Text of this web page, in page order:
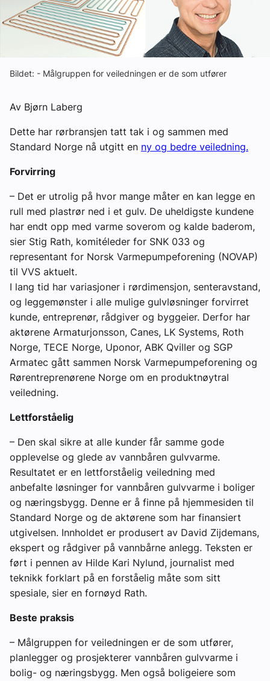
Om VVS Aktuelt
Kontakt oss:
Abonner på fagbladet Byggfakta Nyheter
Kontakt oss
Tips oss
eBlad
Bildet: - Målgruppen for veiledningen er de som utfører
Av Bjørn Laberg
Dette har rørbransjen tatt tak i og sammen med
Standard Norge nå utgitt en ny og bedre veiledning.
Forvirring
– Det er utrolig på hvor mange måter en kan legge en
rull med plastrør ned i et gulv. De uheldigste kundene
har endt opp med varme soverom og kalde baderom,
sier Stig Rath, komitéleder for SNK 033 og
representant for Norsk Varmepumpeforening (NOVAP)
til VVS aktuelt.
I lang tid har variasjoner i rørdimensjon, senteravstand,
og leggemønster i alle mulige gulvløsninger forvirret
kunde, entreprenør, rådgiver og byggeier. Derfor har
aktørene Armaturjonsson, Canes, LK Systems, Roth
Norge, TECE Norge, Uponor, ABK Qviller og SGP
Armatec gått sammen Norsk Varmepumpeforening og
Rørentreprenørene Norge om en produktnøytral
veiledning.
Lettforståelig
– Den skal sikre at alle kunder får samme gode
opplevelse og glede av vannbåren gulvvarme.
Resultatet er en lettforståelig veiledning med
anbefalte løsninger for vannbåren gulvvarme i boliger
og næringsbygg. Denne er å finne på hjemmesiden til
Standard Norge og de aktørene som har finansiert
utgivelsen. Innholdet er produsert av David Zijdemans,
ekspert og rådgiver på vannbårne anlegg. Teksten er
ført i pennen av Hilde Kari Nylund, journalist med
teknikk forklart på en forståelig måte som sitt
spesiale, sier en fornøyd Rath.
Beste praksis
– Målgruppen for veiledningen er de som utfører,
planlegger og prosjekterer vannbåren gulvvarme i
bolig- og næringsbygg. Men også boligeiere som